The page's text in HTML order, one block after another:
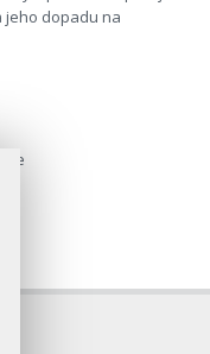
jeho dopadu na